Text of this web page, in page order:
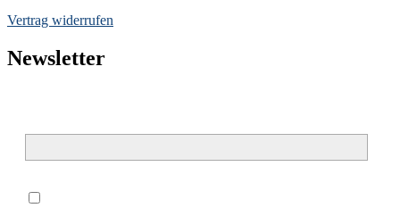
Vertrag widerrufen
Newsletter